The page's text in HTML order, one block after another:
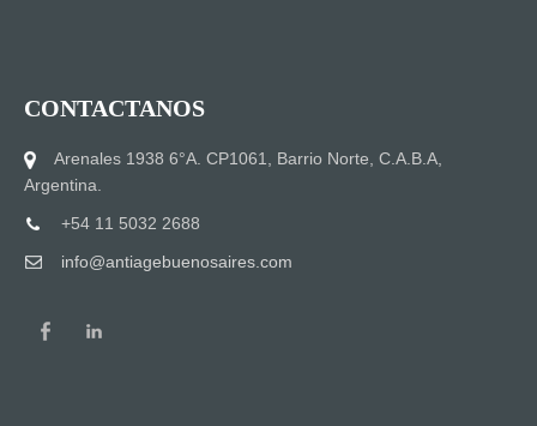
CONTACTANOS
Arenales 1938 6°A. CP1061, Barrio Norte, C.A.B.A,
Argentina.
+54 11 5032 2688
info@antiagebuenosaires.com